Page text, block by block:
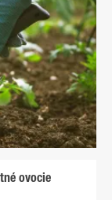
ovocie